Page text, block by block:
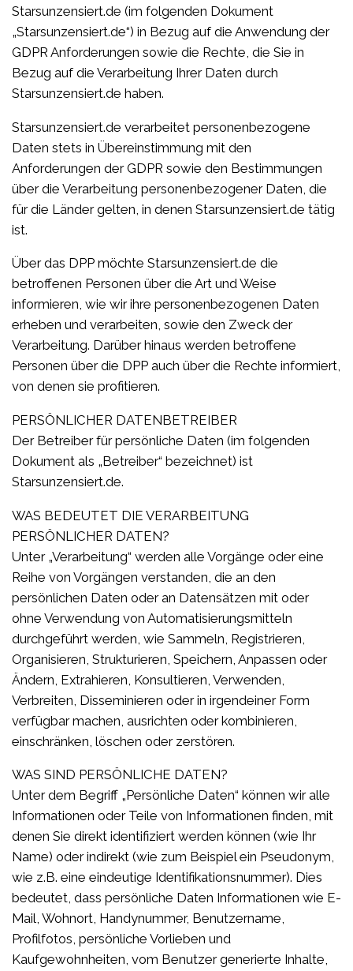
Starsunzensiert.de (im folgenden Dokument
„Starsunzensiert.de“) in Bezug auf die Anwendung der
GDPR Anforderungen sowie die Rechte, die Sie in
Bezug auf die Verarbeitung Ihrer Daten durch
Starsunzensiert.de haben.
Starsunzensiert.de verarbeitet personenbezogene
Daten stets in Übereinstimmung mit den
Anforderungen der GDPR sowie den Bestimmungen
über die Verarbeitung personenbezogener Daten, die
für die Länder gelten, in denen Starsunzensiert.de tätig
ist.
Über das DPP möchte Starsunzensiert.de die
betroffenen Personen über die Art und Weise
informieren, wie wir ihre personenbezogenen Daten
erheben und verarbeiten, sowie den Zweck der
Verarbeitung. Darüber hinaus werden betroffene
Personen über die DPP auch über die Rechte informiert,
von denen sie profitieren.
PERSÖNLICHER DATENBETREIBER
Der Betreiber für persönliche Daten (im folgenden
Dokument als „Betreiber“ bezeichnet) ist
Starsunzensiert.de.
WAS BEDEUTET DIE VERARBEITUNG
PERSÖNLICHER DATEN?
Unter „Verarbeitung“ werden alle Vorgänge oder eine
Reihe von Vorgängen verstanden, die an den
persönlichen Daten oder an Datensätzen mit oder
ohne Verwendung von Automatisierungsmitteln
durchgeführt werden, wie Sammeln, Registrieren,
Organisieren, Strukturieren, Speichern, Anpassen oder
Ändern, Extrahieren, Konsultieren, Verwenden,
Verbreiten, Disseminieren oder in irgendeiner Form
verfügbar machen, ausrichten oder kombinieren,
einschränken, löschen oder zerstören.
WAS SIND PERSÖNLICHE DATEN?
Unter dem Begriff „Persönliche Daten“ können wir alle
Informationen oder Teile von Informationen finden, mit
denen Sie direkt identifiziert werden können (wie Ihr
Name) oder indirekt (wie zum Beispiel ein Pseudonym,
wie z.B. eine eindeutige Identifikationsnummer). Dies
bedeutet, dass persönliche Daten Informationen wie E-
Mail, Wohnort, Handynummer, Benutzername,
Profilfotos, persönliche Vorlieben und
Kaufgewohnheiten, vom Benutzer generierte Inhalte,